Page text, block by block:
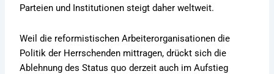
Parteien und Institutionen steigt daher weltweit.
Weil die reformistischen Arbeiterorganisationen die
Politik der Herrschenden mittragen, drückt sich die
Ablehnung des Status quo derzeit auch im Aufstieg